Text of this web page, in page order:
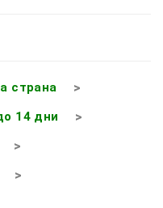
страна
14 дни